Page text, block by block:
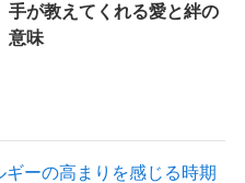
手が教えてくれる愛と絆の
意味
ーの高まりを感じる時期